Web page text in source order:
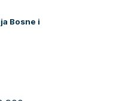
Bosne i